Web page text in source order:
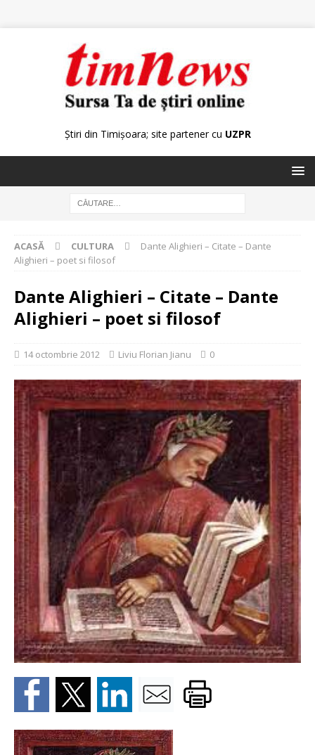
Știri din Timișoara; site partener cu UZPR
ACASĂ CULTURA
Dante Alighieri – Citate – Dante
Alighieri – poet si filosof
Dante Alighieri – Citate – Dante
Alighieri – poet si filosof
14 octombrie 2012 Liviu Florian Jianu 0